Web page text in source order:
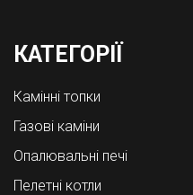
КАТЕГОРІЇ
Камінні топки
Газові каміни
Опалювальні печі
Пелетні котли